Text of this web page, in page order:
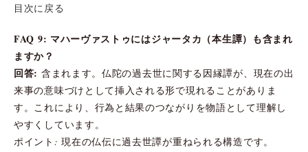
目次に戻る
FAQ 9: マハーヴァストゥにはジャータカ（本生譚）も含まれ
ますか？
回答: 含まれます。仏陀の過去世に関する因縁譚が、現在の出
来事の意味づけとして挿入される形で現れることがありま
す。これにより、行為と結果のつながりを物語として理解し
やすくしています。
ポイント: 現在の仏伝に過去世譚が重ねられる構造です。